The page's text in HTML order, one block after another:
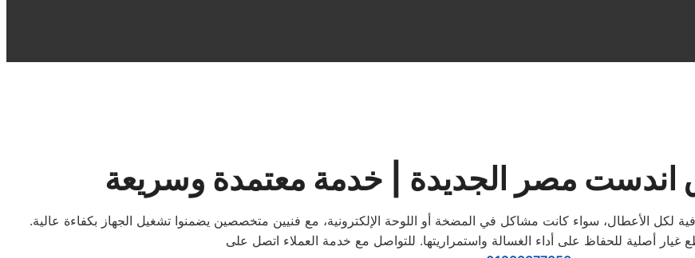
اندست مصر الجديدة | خدمة معتمدة وسريعة
لكل الأعطال، سواء كانت مشاكل في المضخة أو اللوحة الإلكترونية، مع فنيين متخصصين يضمنوا تشغيل الجهاز بكفاءة عالية.
غيار أصلية للحفاظ على أداء الغسالة واستمراريتها. للتواصل مع خدمة العملاء اتصل على